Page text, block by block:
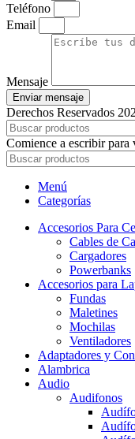
Teléfono
Email
Mensaje
Enviar mensaje
Derechos Reservados
Comience a escribir para
Menú
Categorías
Accesorios Para
Cables de
Cargadores
Powerbanks
Accesorios para
Fundas
Maletines
Mochilas
Ventiladores
Adaptadores y
Alambrica
Audio
Audifonos